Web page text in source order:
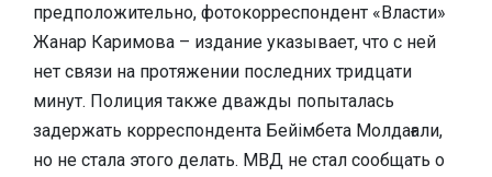
предположительно, фотокорреспондент «Власти»
Жанар Каримова – издание указывает, что с ней
нет связи на протяжении последних тридцати
минут. Полиция также дважды попыталась
задержать корреспондента Бейімбета Молдағали,
но не стала этого делать. МВД не стал сообщать о